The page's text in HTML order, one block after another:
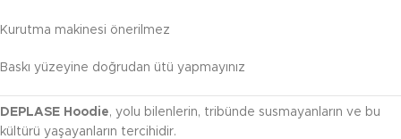
Kurutma makinesi önerilmez
Baskı yüzeyine doğrudan ütü yapmayınız
DEPLASE Hoodie, yolu bilenlerin, tribünde susmayanların ve bu
kültürü yaşayanların tercihidir.